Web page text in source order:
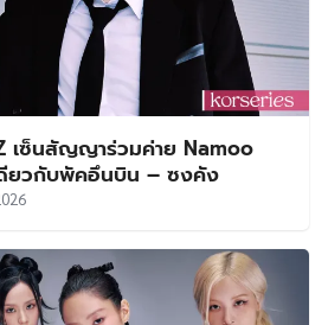
เซ็นสัญญาร่วมค่าย Namoo
ยวกับพัคอึนบิน – ซงคัง